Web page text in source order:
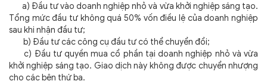
a) Đầu tư vào doanh nghiệp nhỏ và vừa khởi nghiệp sáng tạo.
Tổng mức đầu tư không quá 50% vốn điều lệ của doanh nghiệp
sau khi nhận đầu tư;
b) Đầu tư các công cụ đầu tư có thể chuyển đổi;
c) Đầu tư quyền mua cổ phần tại doanh nghiệp nhỏ và vừa
khởi nghiệp sáng tạo. Giao dịch này không được chuyển nhượng
cho các bên thứ ba.